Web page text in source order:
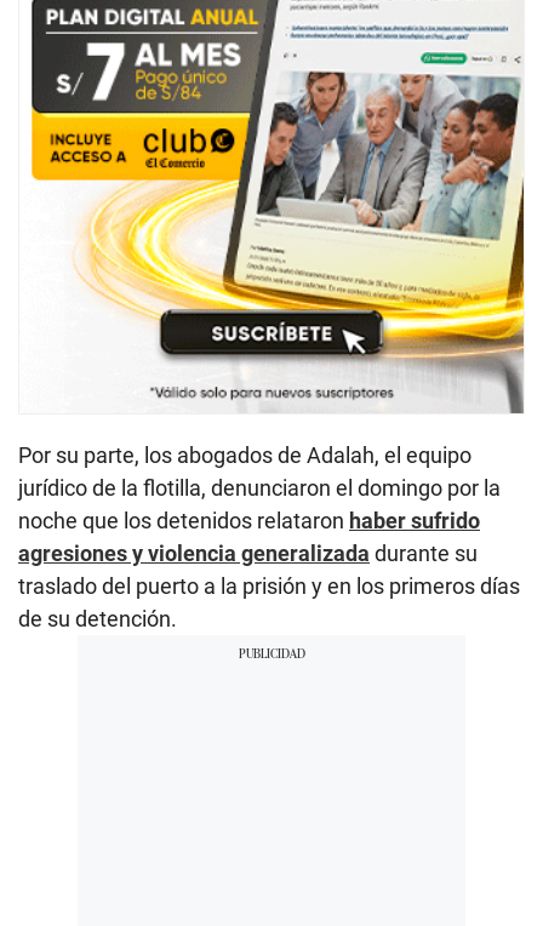
Por su parte, los abogados de Adalah, el equipo
jurídico de la flotilla, denunciaron el domingo por la
noche que los detenidos relataron haber sufrido
agresiones y violencia generalizada durante su
traslado del puerto a la prisión y en los primeros días
de su detención.